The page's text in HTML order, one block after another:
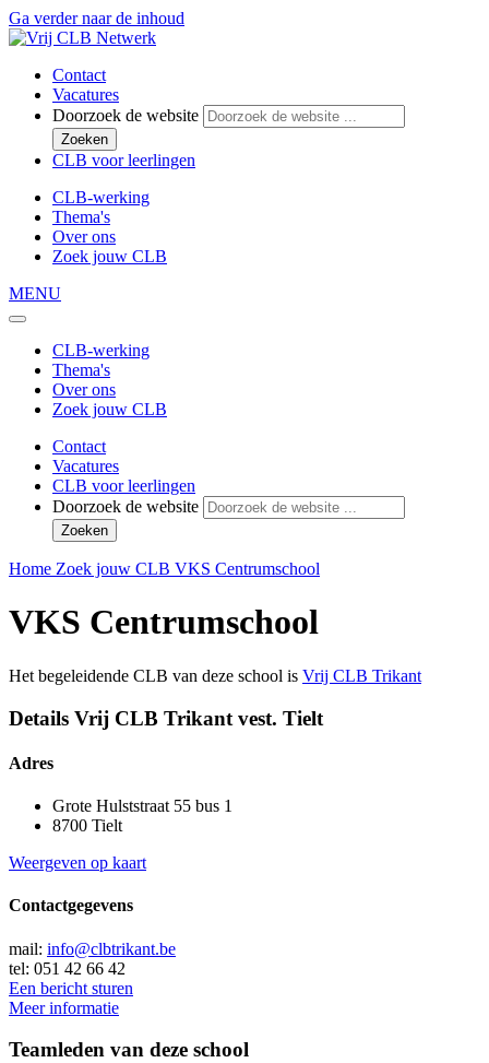
Ga verder naar de inhoud
Contact
Vacatures
Doorzoek de website
Zoeken
CLB voor leerlingen
CLB-werking
Thema's
Over ons
Zoek jouw CLB
MENU
CLB-werking
Thema's
Over ons
Zoek jouw CLB
Contact
Vacatures
CLB voor leerlingen
Doorzoek de website
Zoeken
Home Zoek jouw CLB VKS Centrumschool
VKS Centrumschool
Het begeleidende CLB van deze school is Vrij CLB Trikant
Details Vrij CLB Trikant vest. Tielt
Adres
Grote Hulststraat 55 bus 1
8700 Tielt
Weergeven op kaart
Contactgegevens
mail: info@clbtrikant.be
tel: 051 42 66 42
Een bericht sturen
Meer informatie
Teamleden van deze school